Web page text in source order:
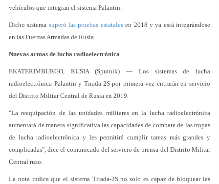
vehículos que integran el sistema Palantin.
Dicho sistema superó las pruebas estatalesen 2018 y ya está integrándose
en las Fuerzas Armadas de Rusia.
Nuevas armas de lucha radioelectrónica
EKATERIMBURGO, RUSIA (Sputnik) — Los sistemas de lucha
radioelectrónica Palantin y Tirada-2S por primera vez entrarán en servicio
del Distrito Militar Central de Rusia en 2019.
"La reequipación de las unidades militares en la lucha radioelectrónica
aumentará de manera significativa las capacidades de combate de las tropas
de lucha radioelectrónica y les permitirá cumplir tareas más grandes y
complicadas", dice el comunicado del servicio de prensa del Distrito Militar
Central ruso.
La nota indica que el sistema Tirada-2S no solo es capaz de bloquear las